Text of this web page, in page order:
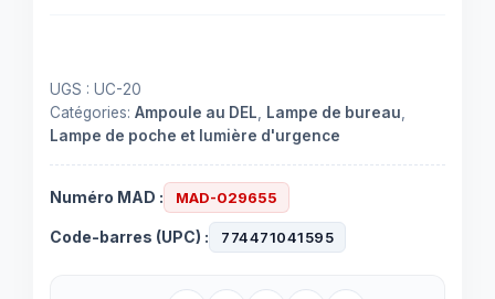
UGS : UC-20
Catégories: Ampoule au DEL Lampe de bureau
Lampe de poche et lumière d'urgence
Numéro MAD : MAD-029655
Code-barres (UPC) : 774471041595